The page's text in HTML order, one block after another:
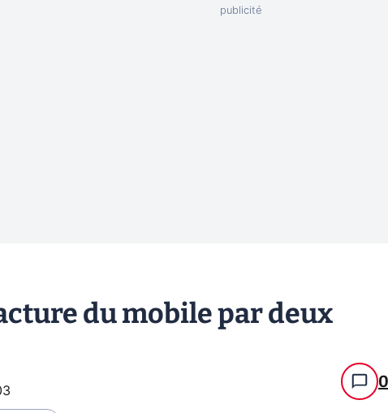
du mobile par deux
0